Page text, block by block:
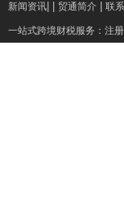
新闻资讯 贸通简介 联
一站式跨境财税服务： 注